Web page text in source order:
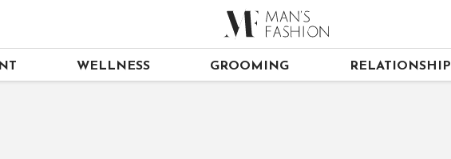
WELLNESS GROOMING RELATIONSHIP